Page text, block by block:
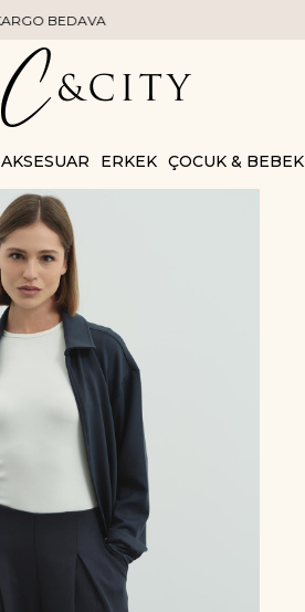
AKSESUAR ERKEK ÇOCUK & BEBEK